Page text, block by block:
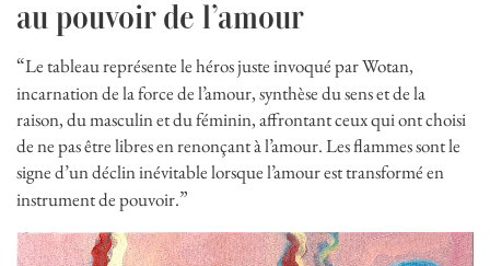
au pouvoir de l’amour
“Le tableau représente le héros juste invoqué par Wotan,
incarnation de la force de l’amour, synthèse du sens et de la
raison, du masculin et du féminin, affrontant ceux qui ont choisi
de ne pas être libres en renonçant à l’amour. Les flammes sont le
signe d’un déclin inévitable lorsque l’amour est transformé en
instrument de pouvoir.”